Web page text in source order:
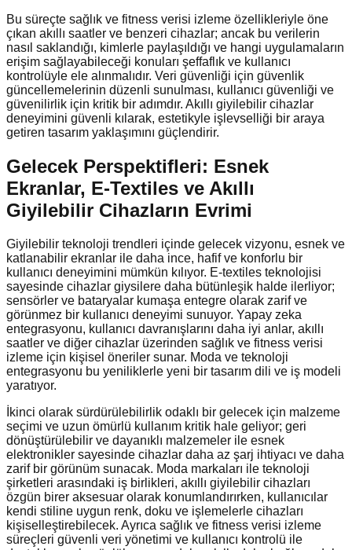
Bu süreçte sağlık ve fitness verisi izleme özellikleriyle öne
çıkan akıllı saatler ve benzeri cihazlar; ancak bu verilerin
nasıl saklandığı, kimlerle paylaşıldığı ve hangi uygulamaların
erişim sağlayabileceği konuları şeffaflık ve kullanıcı
kontrolüyle ele alınmalıdır. Veri güvenliği için güvenlik
güncellemelerinin düzenli sunulması, kullanıcı güvenliği ve
güvenilirlik için kritik bir adımdır. Akıllı giyilebilir cihazlar
deneyimini güvenli kılarak, estetikyle işlevselliği bir araya
getiren tasarım yaklaşımını güçlendirir.
Gelecek Perspektifleri: Esnek
Ekranlar, E-Textiles ve Akıllı
Giyilebilir Cihazların Evrimi
Giyilebilir teknoloji trendleri içinde gelecek vizyonu, esnek ve
katlanabilir ekranlar ile daha ince, hafif ve konforlu bir
kullanıcı deneyimini mümkün kılıyor. E-textiles teknolojisi
sayesinde cihazlar giysilere daha bütünleşik halde ilerliyor;
sensörler ve bataryalar kumaşa entegre olarak zarif ve
görünmez bir kullanıcı deneyimi sunuyor. Yapay zeka
entegrasyonu, kullanıcı davranışlarını daha iyi anlar, akıllı
saatler ve diğer cihazlar üzerinden sağlık ve fitness verisi
izleme için kişisel öneriler sunar. Moda ve teknoloji
entegrasyonu bu yeniliklerle yeni bir tasarım dili ve iş modeli
yaratıyor.
İkinci olarak sürdürülebilirlik odaklı bir gelecek için malzeme
seçimi ve uzun ömürlü kullanım kritik hale geliyor; geri
dönüştürülebilir ve dayanıklı malzemeler ile esnek
elektronikler sayesinde cihazlar daha az şarj ihtiyacı ve daha
zarif bir görünüm sunacak. Moda markaları ile teknoloji
şirketleri arasındaki iş birlikleri, akıllı giyilebilir cihazları
özgün birer aksesuar olarak konumlandırırken, kullanıcılar
kendi stiline uygun renk, doku ve işlemelerle cihazları
kişiselleştirebilecek. Ayrıca sağlık ve fitness verisi izleme
süreçleri güvenli veri yönetimi ve kullanıcı kontrolü ile